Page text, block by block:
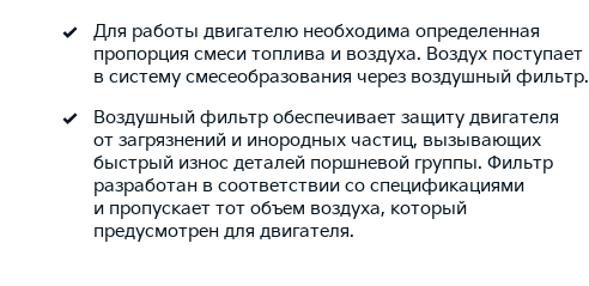
Для работы двигателю необходима определенная
пропорция смеси топлива и воздуха. Воздух поступает
в систему смесеобразования через воздушный фильтр.
Воздушный фильтр обеспечивает защиту двигателя
от загрязнений и инородных частиц, вызывающих
быстрый износ деталей поршневой группы. Фильтр
разработан в соответствии со спецификациями
и пропускает тот объем воздуха, который
предусмотрен для двигателя.